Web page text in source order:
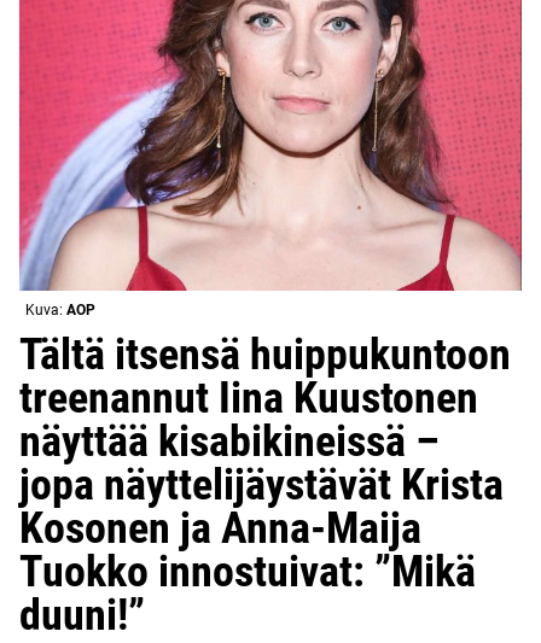
Kuva: AOP
Tältä itsensä huippukuntoon
treenannut Iina Kuustonen
näyttää kisabikineissä –
jopa näyttelijäystävät Krista
Kosonen ja Anna-Maija
Tuokko innostuivat: ”Mikä
duuni!”